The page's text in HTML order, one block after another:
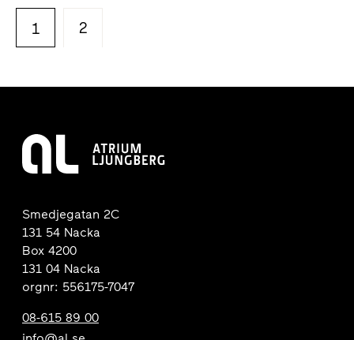
1 2
Smedjegatan 2C
131 54 Nacka
Box 4200
131 04 Nacka
orgnr: 556175-7047
08-615 89 00